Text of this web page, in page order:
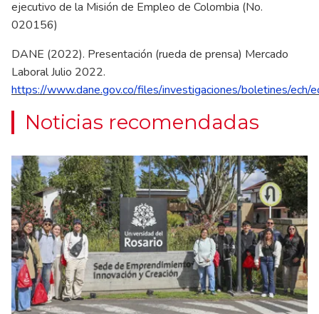
ejecutivo de la Misión de Empleo de Colombia (No.
020156)
DANE (2022). Presentación (rueda de prensa) Mercado
Laboral Julio 2022.
https://www.dane.gov.co/files/investigaciones/boletines/ech/
Noticias recomendadas